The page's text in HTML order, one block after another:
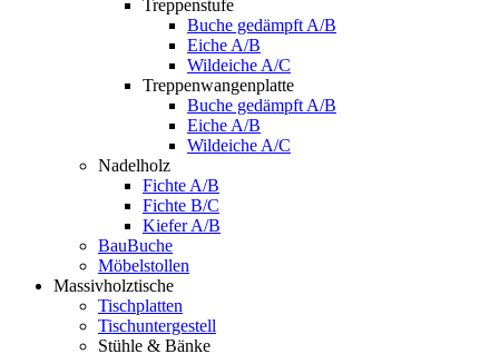
Treppenstufe
Buche gedämpft A/B
Eiche A/B
Wildeiche A/C
Treppenwangenplatte
Buche gedämpft A/B
Eiche A/B
Wildeiche A/C
Nadelholz
Fichte A/B
Fichte B/C
Kiefer A/B
BauBuche
Möbelstollen
Massivholztische
Tischplatten
Tischuntergestell
Stühle & Bänke